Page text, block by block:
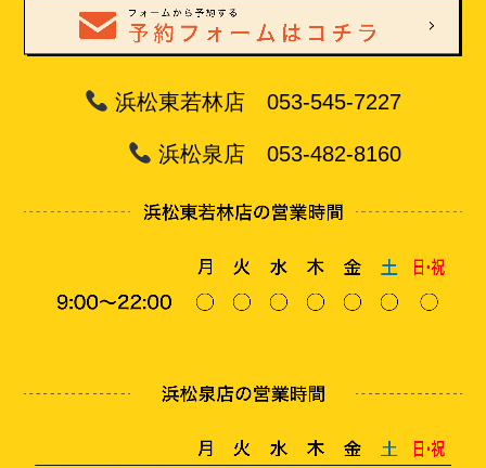
浜松東若林店 053-545-7227
浜松泉店 053-482-8160